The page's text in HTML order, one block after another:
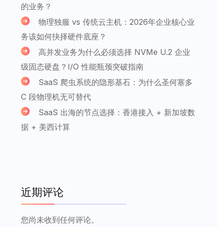
的业务？
物理独服 vs 传统云主机：2026年企业核心业
务该如何抉择硬件底座？
高并发业务为什么必须选择 NVMe U.2 企业
级固态硬盘？I/O 性能瓶颈突破指南
SaaS 爬虫系统的隐形基石：为什么圣何塞多
C 段物理机无可替代
SaaS 出海的节点选择：香港接入 + 新加坡数
据 + 美西计算
近期评论
您尚未收到任何评论。